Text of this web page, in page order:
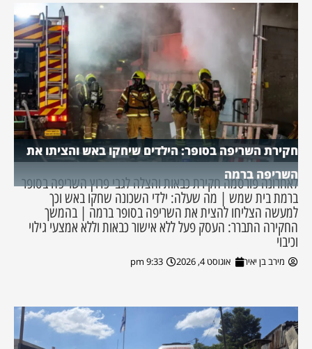
חקירת השריפה בסופר: הילדים שיחקו באש והציתו את
השריפה ברמה
לאחרונה פורסמה חקירת כבאות והצלה לגבי פרוץ השריפה בסופר
ברמת בית שמש | מה שעלה: ילדי השכונה שחקו באש וכך
למעשה הצליחו להצית את השריפה בסופר ברמה | בהמשך
החקירה התברר: העסק פעל ללא אישור כבאות וללא אמצעי גילוי
וכיבוי
מירב בן יאיר אוגוסט 4, 2026 9:33 pm